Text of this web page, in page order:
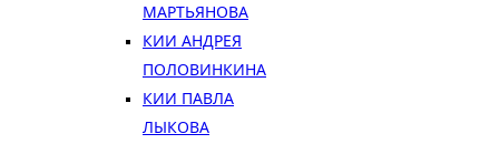
МАРТЬЯНОВА
КИИ АНДРЕЯ
ПОЛОВИНКИНА
КИИ ПАВЛА
ЛЫКОВА